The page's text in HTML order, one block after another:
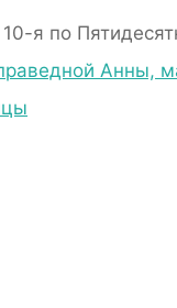
я по
Анны,